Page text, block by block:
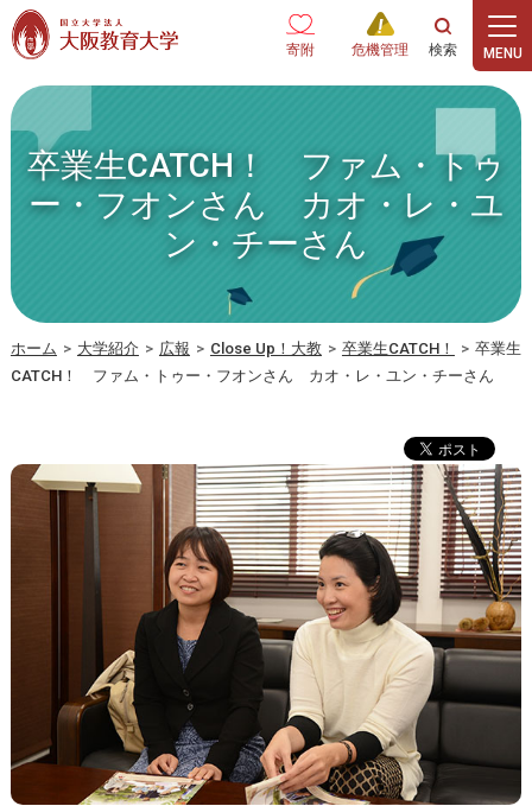
本文へ
寄附 危機管理
卒業生CATCH！ ファム・トゥ
ー・フオンさん カオ・レ・ユ
ン・チーさん
ホーム > 大学紹介 > 広報 > Close Up！大教 > 卒業生CATCH！ > 卒業生
CATCH！ ファム・トゥー・フオンさん カオ・レ・ユン・チーさん